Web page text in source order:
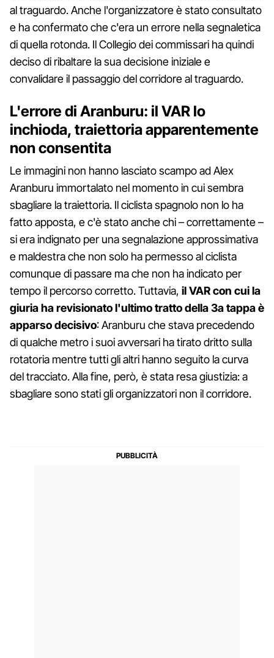
al traguardo. Anche l'organizzatore è stato consultato
e ha confermato che c'era un errore nella segnaletica
di quella rotonda. Il Collegio dei commissari ha quindi
deciso di ribaltare la sua decisione iniziale e
convalidare il passaggio del corridore al traguardo.
L'errore di Aranburu: il VAR lo
inchioda, traiettoria apparentemente
non consentita
Le immagini non hanno lasciato scampo ad Alex
Aranburu immortalato nel momento in cui sembra
sbagliare la traiettoria. Il ciclista spagnolo non lo ha
fatto apposta, e c'è stato anche chi – correttamente –
si era indignato per una segnalazione approssimativa
e maldestra che non solo ha permesso al ciclista
comunque di passare ma che non ha indicato per
tempo il percorso corretto. Tuttavia, il VAR con cui la
giuria ha revisionato l'ultimo tratto della 3a tappa è
apparso decisivo: Aranburu che stava precedendo
di qualche metro i suoi avversari ha tirato dritto sulla
rotatoria mentre tutti gli altri hanno seguito la curva
del tracciato. Alla fine, però, è stata resa giustizia: a
sbagliare sono stati gli organizzatori non il corridore.